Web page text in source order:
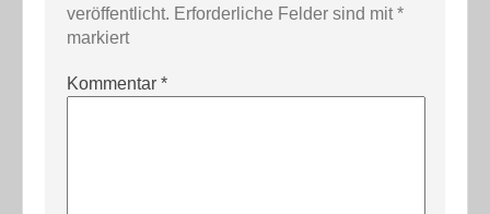
veröffentlicht. Erforderliche Felder sind mit*
markiert
Kommentar *